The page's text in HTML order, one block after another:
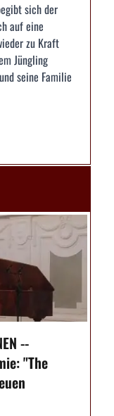
sich der
auf eine
zu Kraft
Jüngling
seine Familie
--
"The